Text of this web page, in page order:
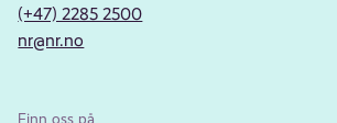
(+47) 2285 2500
nr@nr.no
Finn oss på